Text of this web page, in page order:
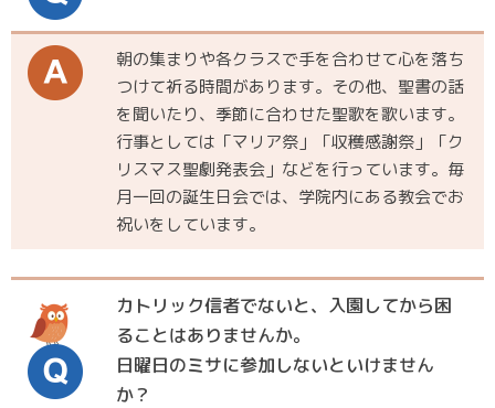
朝の集まりや各クラスで手を合わせて心を落ち
つけて祈る時間があります。その他、聖書の話
を聞いたり、季節に合わせた聖歌を歌います。
行事としては「マリア祭」「収穫感謝祭」「ク
リスマス聖劇発表会」などを行っています。毎
月一回の誕生日会では、学院内にある教会でお
祝いをしています。
カトリック信者でないと、入園してから困
ることはありませんか。
日曜日のミサに参加しないといけません
か？